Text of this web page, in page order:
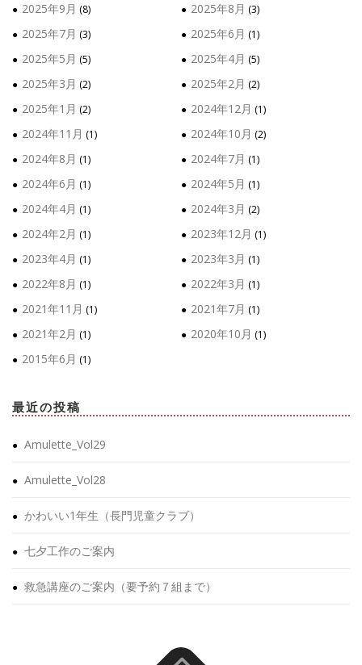
2025年9月 (8) 2025年8月 (3)
2025年7月 (3) 2025年6月 (1)
2025年5月 (5) 2025年4月 (5)
2025年3月 (2) 2025年2月 (2)
2025年1月 (2) 2024年12月 (1)
2024年11月 (1) 2024年10月 (2)
2024年8月 (1) 2024年7月 (1)
2024年6月 (1) 2024年5月 (1)
2024年4月 (1) 2024年3月 (2)
2024年2月 (1) 2023年12月 (1)
2023年4月 (1) 2023年3月 (1)
2022年8月 (1) 2022年3月 (1)
2021年11月 (1) 2021年7月 (1)
2021年2月 (1) 2020年10月 (1)
2015年6月 (1)
最近の投稿
Amulette_Vol29
Amulette_Vol28
かわいい1年生（長門児童クラブ）
七夕工作のご案内
救急講座のご案内（要予約７組まで）